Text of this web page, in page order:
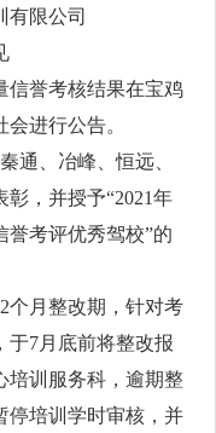
有限公司
信誉考核结果在宝鸡
进行公告。
通、冶峰、恒远、
，并授予“2021年
誉考评优秀驾校”的
个月整改期，针对考
于7月底前将整改报
培训服务科，逾期整
停培训学时审核，并